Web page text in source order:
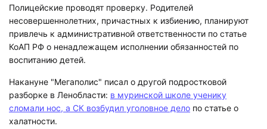
Полицейские проводят проверку. Родителей
несовершеннолетних, причастных к избиению, планируют
привлечь к административной ответственности по статье
КоАП РФ о ненадлежащем исполнении обязанностей по
воспитанию детей.
Накануне "Мегаполис" писал о другой подростковой
разборке в Ленобласти: в муринской школе ученику
сломали нос, а СК возбудил уголовное дело по статье о
халатности.